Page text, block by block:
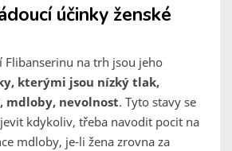
účinky ženské
Flibanserinu na trh jsou jeho
kterými jsou nízký tlak,
mdloby, nevolnost. Tyto stavy se
kdykoliv, třeba navodit pocit na
mdloby, je-li žena zrovna za